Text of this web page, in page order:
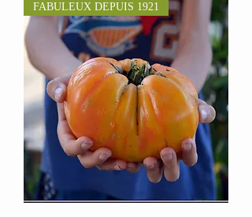
FABULEUX DEPUIS 1921